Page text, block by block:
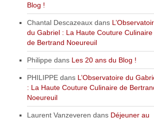
Blog !
Chantal Descazeaux dans
du Gabriel : La Haute Couture Culinaire
de Bertrand Noeureuil
Philippe dans Les 20 ans du Blog !
PHILIPPE dans L’Observatoire du
: La Haute Couture Culinaire de
Noeureuil
Laurent Vanzeveren dans Déjeuner au